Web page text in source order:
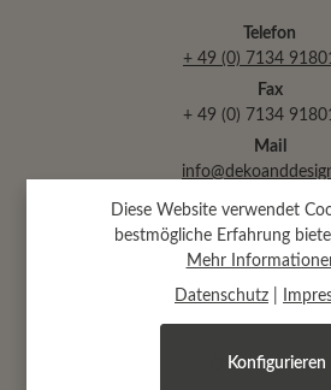
Telefon
+ 49 (0) 7134
Fax
+ 49 (0) 7134
Mail
Abtsäckerstr. 30 · 74189
(bei Heilbronn)
Öffnungszeiten
Diese Website verwendet
bestmögliche Erfahrung
Mehr
Datenschutz
Konfigurieren